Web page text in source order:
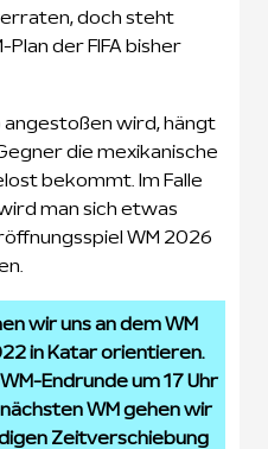
doch steht
der FIFA bisher
angestoßen wird, hängt
die mexikanische
bekommt. Im Falle
man sich etwas
WM 2026
wir uns an dem WM
in Katar orientieren.
Endrunde um 17 Uhr
WM gehen wir
Zeitverschiebung